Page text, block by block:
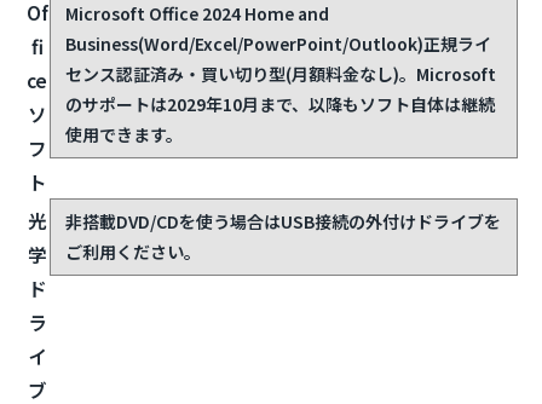
Of
fi
ce
ソ
フ
ト
Microsoft Office 2024 Home and
Business(Word/Excel/PowerPoint/Outlook)正規ライ
センス認証済み・買い切り型(月額料金なし)。Microsoft
のサポートは2029年10月まで、以降もソフト自体は継続
使用できます。
光
学
ド
ラ
イ
ブ
非搭載DVD/CDを使う場合はUSB接続の外付けドライブを
ご利用ください。